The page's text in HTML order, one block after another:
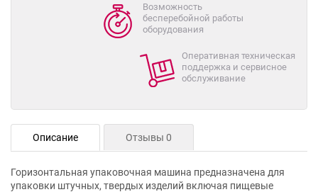
Возможность
бесперебойной работы
оборудования
Оперативная техническая
поддержка и сервисное
обслуживание
Описание Отзывы 0
Горизонтальная упаковочная машина предназначена для
упаковки штучных, твердых изделий включая пищевые